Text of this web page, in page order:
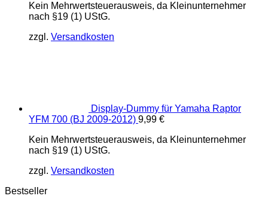
Kein Mehrwertsteuerausweis, da Kleinunternehmer
nach §19 (1) UStG.
zzgl. Versandkosten
Display-Dummy für Yamaha Raptor
YFM 700 (BJ 2009-2012) 9,99 €
Kein Mehrwertsteuerausweis, da Kleinunternehmer
nach §19 (1) UStG.
zzgl. Versandkosten
Bestseller